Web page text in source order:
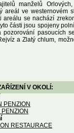
manželů
areál ve westernovém
areálu se nachází
části jsou spojeny
pozorování pasoucích
a Zlatý chlum,
V OKOLÍ:
PENZION
RESTAURACE